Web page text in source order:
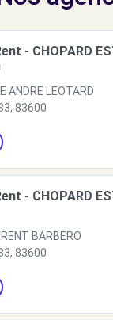
- CHOPARD
ANDRE LEOTARD
83600
- CHOPARD
BARBERO
83600